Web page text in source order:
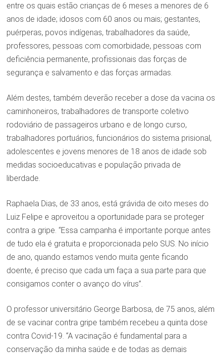
entre os quais estão crianças de 6 meses a menores de 6
anos de idade; idosos com 60 anos ou mais; gestantes,
puérperas, povos indígenas, trabalhadores da saúde,
professores, pessoas com comorbidade, pessoas com
deficiência permanente, profissionais das forças de
segurança e salvamento e das forças armadas.
Além destes, também deverão receber a dose da vacina os
caminhoneiros, trabalhadores de transporte coletivo
rodoviário de passageiros urbano e de longo curso,
trabalhadores portuários, funcionários do sistema prisional,
adolescentes e jovens menores de 18 anos de idade sob
medidas socioeducativas e população privada de
liberdade.
Raphaela Dias, de 33 anos, está grávida de oito meses do
Luiz Felipe e aproveitou a oportunidade para se proteger
contra a gripe. “Essa campanha é importante porque antes
de tudo ela é gratuita e proporcionada pelo SUS. No início
de ano, quando estamos vendo muita gente ficando
doente, é preciso que cada um faça a sua parte para que
consigamos conter o avanço do vírus”.
O professor universitário George Barbosa, de 75 anos, além
de se vacinar contra gripe também recebeu a quinta dose
contra Covid-19. “A vacinação é fundamental para a
conservação da minha saúde e de todas as demais